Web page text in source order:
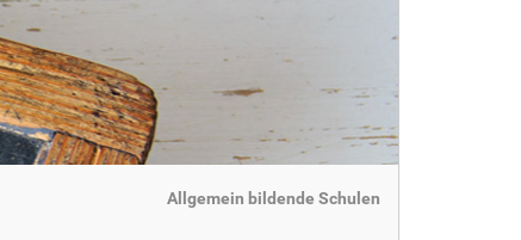
Allgemein bildende Schulen